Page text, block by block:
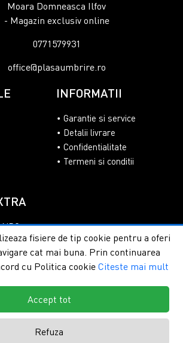
Moara Domneasca Ilfov
- Magazin exclusiv online
0771579931
office@plasaumbrire.ro
INFORMATII
Garantie si service
Detalii livrare
Confidentialitate
Termeni si conditii
- PlasaUmbrire.ro | Toate drepturile
magazine online by ITeXclusiv.ro
fisiere de tip cookie pentru a oferi
cat mai buna. Prin continuarea
cu Politica cookie Citeste mai mult
Accept tot
Refuza